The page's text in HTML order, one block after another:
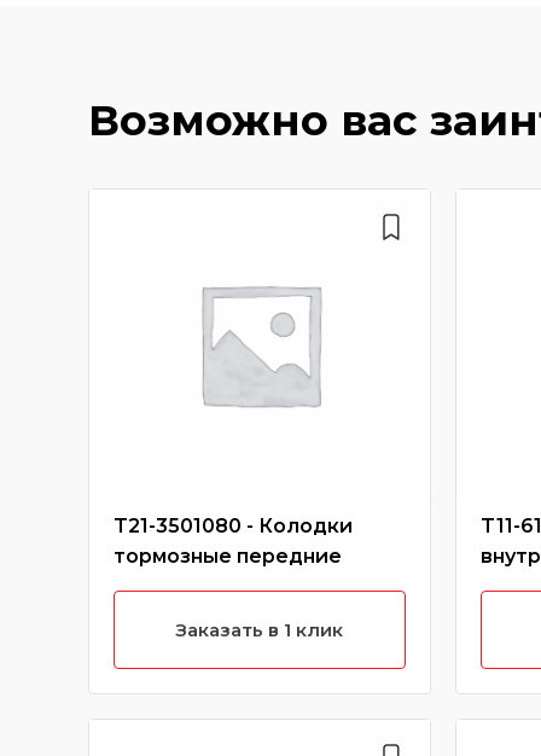
Возможно вас
T21-3501080 - Колодки
тормозные передние
Заказать в 1 клик
T11-